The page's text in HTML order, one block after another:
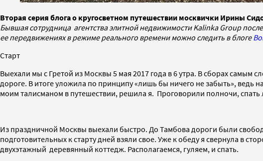
Вторая серия блога о кругосветном путешествии москвички Ирины
Бывшая сотрудница агентства элитной недвижимости Kalinka Group
ее передвижениях в режиме реального времени можно следить в блоге
Старт
Выехали мы с Гретой из Москвы 5 мая 2017 года в 6 утра. В сборах
дороге. В итоге уложила по принципу «лишь бы ничего не забыть», ведь
моим талисманом в путешествии, решила я. Проговорили полночи, спать
Из праздничной Москвы выехали быстро. До Тамбова дороги были
подготовительных к старту дней взяли свое. Уже к обеду я свернула в
двухэтажный деревянный коттедж. Располагаемся, гуляем, и спать.